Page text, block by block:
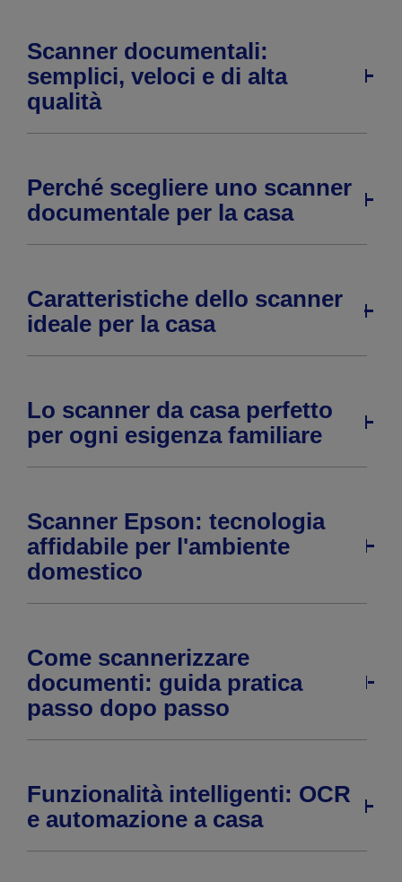
Scanner documentali:
semplici, veloci e di alta
qualità
Perché scegliere uno scanner
documentale per la casa
Caratteristiche dello scanner
ideale per la casa
Lo scanner da casa perfetto
per ogni esigenza familiare
Scanner Epson: tecnologia
affidabile per l'ambiente
domestico
Come scannerizzare
documenti: guida pratica
passo dopo passo
Funzionalità intelligenti: OCR
e automazione a casa